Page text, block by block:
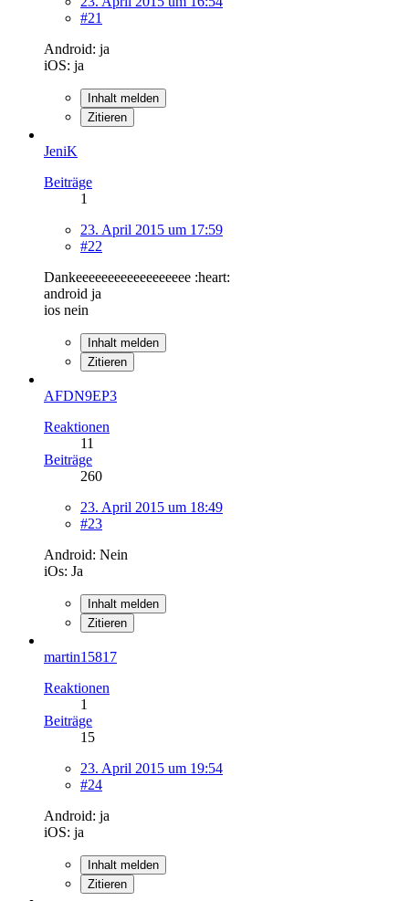
#21
Android: ja
iOS: ja
Inhalt melden
Zitieren
JeniK
Beiträge
1
23. April 2015 um 17:59
#22
Dankeeeeeeeeeeeeeeeeee :heart:
android ja
ios nein
Inhalt melden
Zitieren
AFDN9EP3
Reaktionen
11
Beiträge
260
23. April 2015 um 18:49
#23
Android: Nein
iOs: Ja
Inhalt melden
Zitieren
martin15817
Reaktionen
1
Beiträge
15
23. April 2015 um 19:54
#24
Android: ja
iOS: ja
Inhalt melden
Zitieren